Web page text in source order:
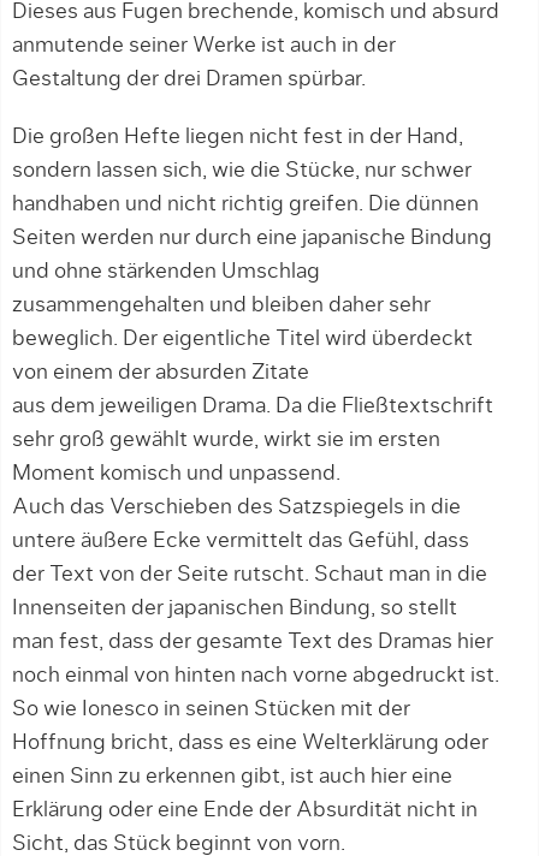
Dieses aus Fugen brechende, komisch und absurd
anmutende seiner Werke ist auch in der
Gestaltung der drei Dramen spürbar.
Die großen Hefte liegen nicht fest in der Hand,
sondern lassen sich, wie die Stücke, nur schwer
handhaben und nicht richtig greifen. Die dünnen
Seiten werden nur durch eine japanische Bindung
und ohne stärkenden Umschlag
zusammengehalten und bleiben daher sehr
beweglich. Der eigentliche Titel wird überdeckt
von einem der absurden Zitate
aus dem jeweiligen Drama. Da die Fließtextschrift
sehr groß gewählt wurde, wirkt sie im ersten
Moment komisch und unpassend.
Auch das Verschieben des Satzspiegels in die
untere äußere Ecke vermittelt das Gefühl, dass
der Text von der Seite rutscht. Schaut man in die
Innenseiten der japanischen Bindung, so stellt
man fest, dass der gesamte Text des Dramas hier
noch einmal von hinten nach vorne abgedruckt ist.
So wie Ionesco in seinen Stücken mit der
Hoffnung bricht, dass es eine Welterklärung oder
einen Sinn zu erkennen gibt, ist auch hier eine
Erklärung oder eine Ende der Absurdität nicht in
Sicht, das Stück beginnt von vorn.